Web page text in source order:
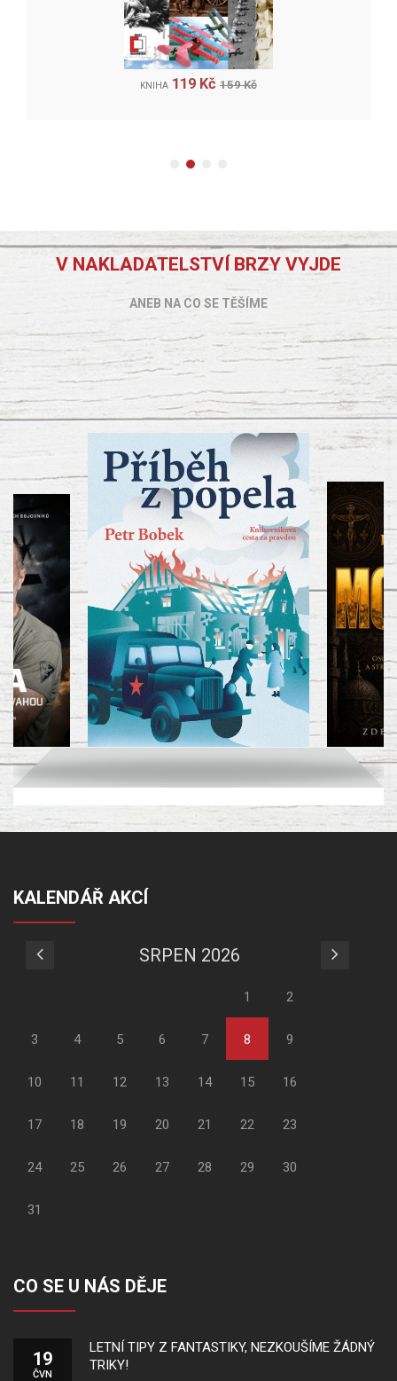
KNIHA 119 Kč 159 Kč
V NAKLADATELSTVÍ BRZY VYJDE
ANEB NA CO SE TĚŠÍME
KALENDÁŘ AKCÍ
SRPEN 2026
1 2
3 4 5 6 7 8 9
10 11 12 13 14 15 16
17 18 19 20 21 22 23
24 25 26 27 28 29 30
31
CO SE U NÁS DĚJE
19
ČVN
LETNÍ TIPY Z FANTASTIKY, NEZKOUŠÍME ŽÁDNÝ
TRIKY!